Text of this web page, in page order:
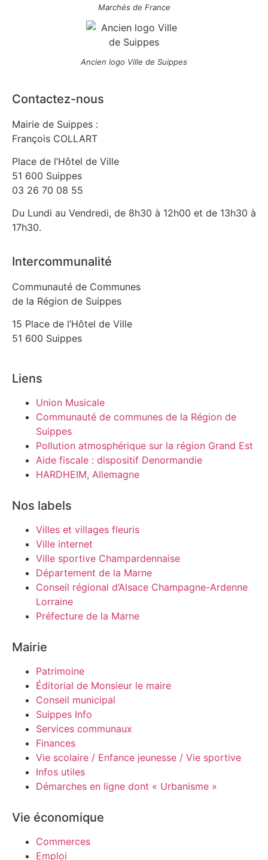
Marchés de France
Ancien logo Ville de Suippes
Contactez-nous
Mairie de Suippes :
François COLLART
Place de l’Hôtel de Ville
51 600 Suippes
03 26 70 08 55
Du Lundi au Vendredi, de 8h30 à 12h00 et de 13h30 à
17h30.
Intercommunalité
Communauté de Communes
de la Région de Suippes
15 Place de l’Hôtel de Ville
51 600 Suippes
Liens
Union Musicale
Communauté de communes de la Région de
Suippes
Pollution atmosphérique sur la région Grand Est
Aide fiscale : dispositif Denormandie
HARDHEIM, Allemagne
Nos labels
Villes et villages fleuris
Ville internet
Ville sportive Champardennaise
Département de la Marne
Conseil régional d’Alsace Champagne-Ardenne
Lorraine
Préfecture de la Marne
Mairie
Patrimoine
Éditorial de Monsieur le maire
Conseil municipal
Suippes Info
Services communaux
Finances
Vie scolaire / Enfance jeunesse / Vie sportive
Infos utiles
Démarches en ligne dont « Urbanisme »
Vie économique
Commerces
Emploi